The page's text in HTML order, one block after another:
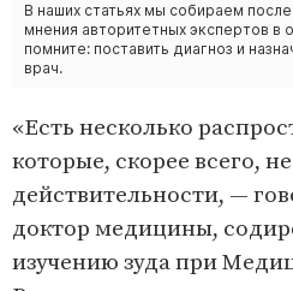
В наших статьях мы собираем
мнения авторитетных экспертов в
помните: поставить диагноз и
врач.
«Есть несколько
которые, скорее всего,
действительности, —
доктор медицины,
изучению зуда при